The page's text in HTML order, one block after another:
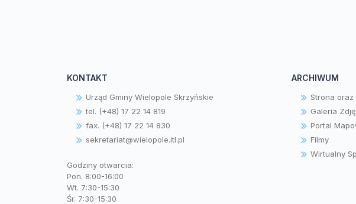
KONTAKT
Urząd Gminy Wielopole Skrzyńskie
tel. (+48) 17 22 14 819
fax. (+48) 17 22 14 830
sekretariat@wielopole.itl.pl
Godziny otwarcia:
Pon. 8:00-16:00
Wt. 7:30-15:30
Śr. 7:30-15:30
ARCHIWUM
Strona oraz
Galeria
Portal
Filmy
Wirtualny